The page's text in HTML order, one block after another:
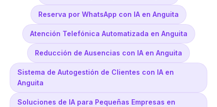
Reserva por WhatsApp con IA en Anguita
Atención Telefónica Automatizada en Anguita
Reducción de Ausencias con IA en Anguita
Sistema de Autogestión de Clientes con IA en
Anguita
Soluciones de IA para Pequeñas Empresas en